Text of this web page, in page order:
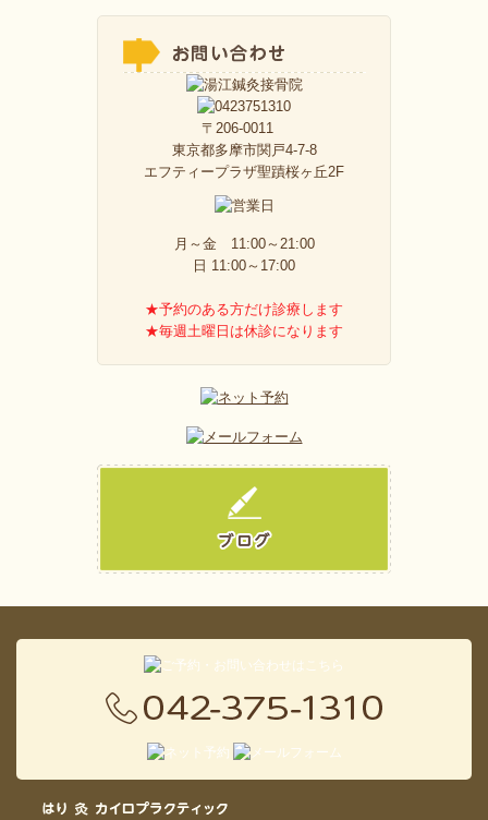
〒206-0011
東京都多摩市関戸4-7-8
エフティープラザ聖蹟桜ヶ丘2F
月～金 11:00～21:00
日 11:00～17:00
★予約のある方だけ診療します
★毎週土曜日は休診になります